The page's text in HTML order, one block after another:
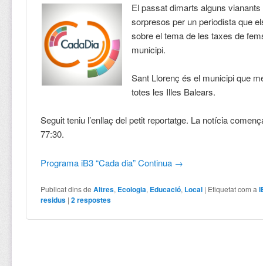
El passat dimarts alguns
sorpresos per un periodista que
sobre el tema de les taxes de
municipi.
Sant Llorenç és el municipi que
totes les Illes Balears.
Seguit teniu l’enllaç del petit reportatge. La notícia
77:30.
Programa iB3 “Cada dia” Continua →
Publicat dins de Altres, Ecologia, Educació, Local | Etiquetat com a
residus |2respostes